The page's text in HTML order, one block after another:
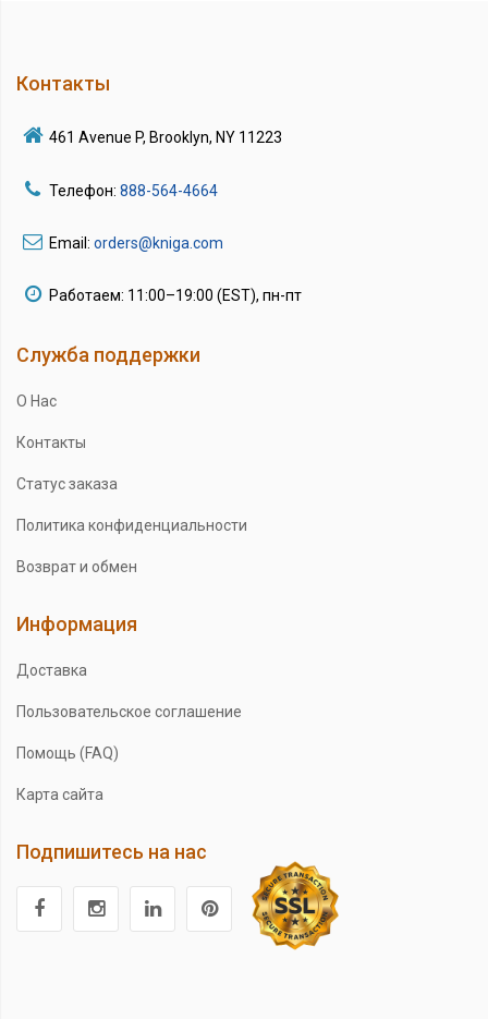
Контакты
461 Avenue P, Brooklyn, NY 11223
Телефон: 888-564-4664
Email: orders@kniga.com
Работаем: 11:00–19:00 (EST), пн-пт
Служба поддержки
О Нас
Контакты
Статус заказа
Политика конфиденциальности
Возврат и обмен
Информация
Доставка
Пользовательское соглашение
Помощь (FAQ)
Карта сайта
Подпишитесь на нас